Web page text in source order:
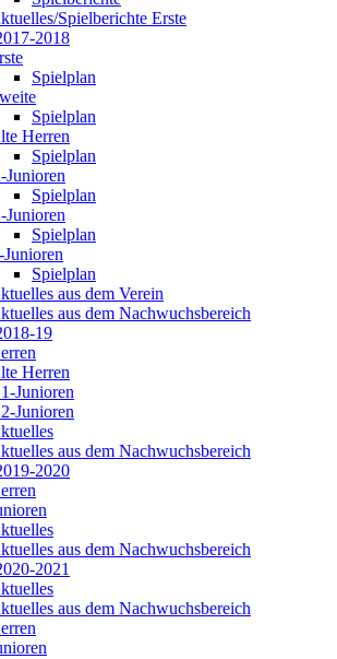
Spielberichte Erste
2018
Spielplan
Spielplan
Herren
Spielplan
Junioren
Spielplan
Junioren
Spielplan
Junioren
Spielplan
aus dem Verein
aus dem Nachwuchsbereich
19
Herren
Junioren
Junioren
aus dem Nachwuchsbereich
2020
aus dem Nachwuchsbereich
2021
aus dem Nachwuchsbereich